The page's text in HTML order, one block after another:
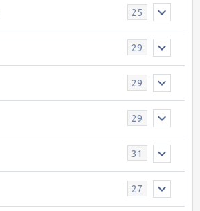
25
29
29
29
31
27